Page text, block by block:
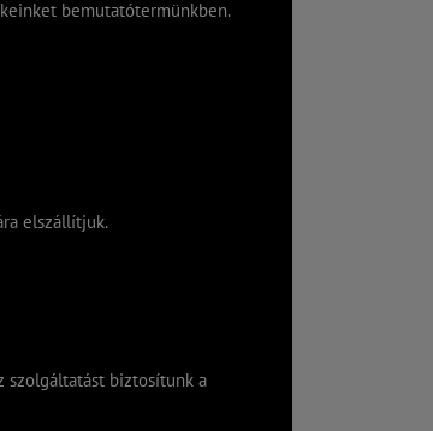
bemutatótermünkben.
elszállítjuk.
szolgáltatást biztosítunk a